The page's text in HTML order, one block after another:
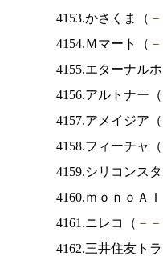
4153.かさくま（ －
4154.Ｍマート（ －
4155.エターナル
4156.アルトナー（
4157.アメイジア（
4158.フィーチャ（
4159.シリコンス
4160.ｍｏｎｏＡ
4161.ニレコ（ － －
4162.三井住友ト